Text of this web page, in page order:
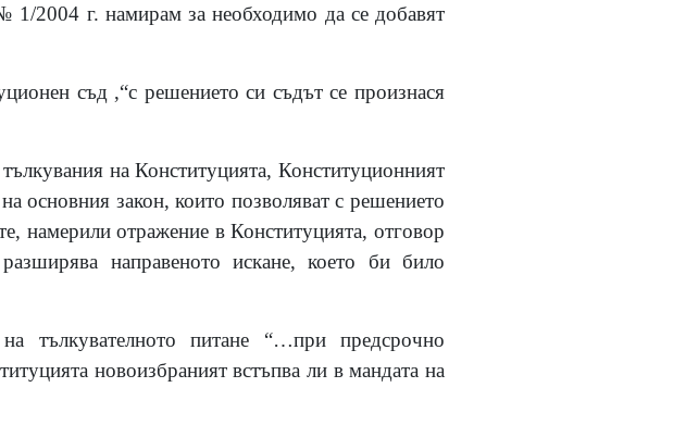
2004 г. намирам за необходимо да се добавят
съд ,“с решението си съдът се произнася
на Конституцията, Конституционният
основния закон, които позволяват с решението
намерили отражение в Конституцията, отговор
направеното искане, което би било
тълкувателното питане “…при предсрочно
новоизбраният встъпва ли в мандата на